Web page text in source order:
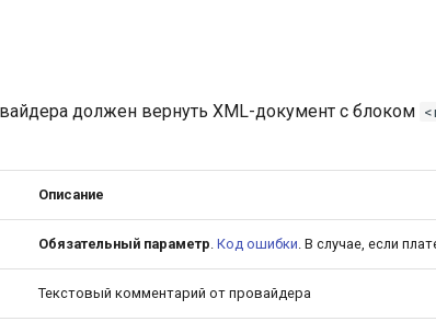
должен вернуть XML-документ с блоком
Описание
Обязательный параметр. Код ошибки. В случае, если
Текстовый комментарий от провайдера